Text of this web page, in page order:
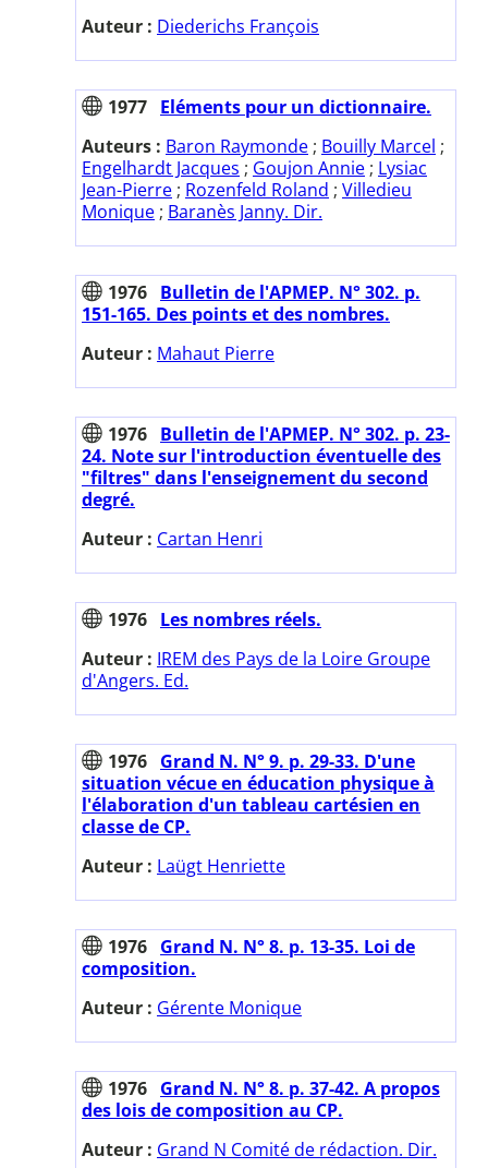
Auteur : Diederichs François
1977 Eléments pour un dictionnaire.
Auteurs : Baron Raymonde ; Bouilly Marcel ;
Engelhardt Jacques ; Goujon Annie ; Lysiac
Jean-Pierre ; Rozenfeld Roland ; Villedieu
Monique ; Baranès Janny. Dir.
1976 Bulletin de l'APMEP. N° 302. p.
151-165. Des points et des nombres.
Auteur : Mahaut Pierre
1976 Bulletin de l'APMEP. N° 302. p. 23-
24. Note sur l'introduction éventuelle des
"filtres" dans l'enseignement du second
degré.
Auteur : Cartan Henri
1976 Les nombres réels.
Auteur : IREM des Pays de la Loire Groupe
d'Angers. Ed.
1976 Grand N. N° 9. p. 29-33. D'une
situation vécue en éducation physique à
l'élaboration d'un tableau cartésien en
classe de CP.
Auteur : Laügt Henriette
1976 Grand N. N° 8. p. 13-35. Loi de
composition.
Auteur : Gérente Monique
1976 Grand N. N° 8. p. 37-42. A propos
des lois de composition au CP.
Auteur : Grand N Comité de rédaction. Dir.